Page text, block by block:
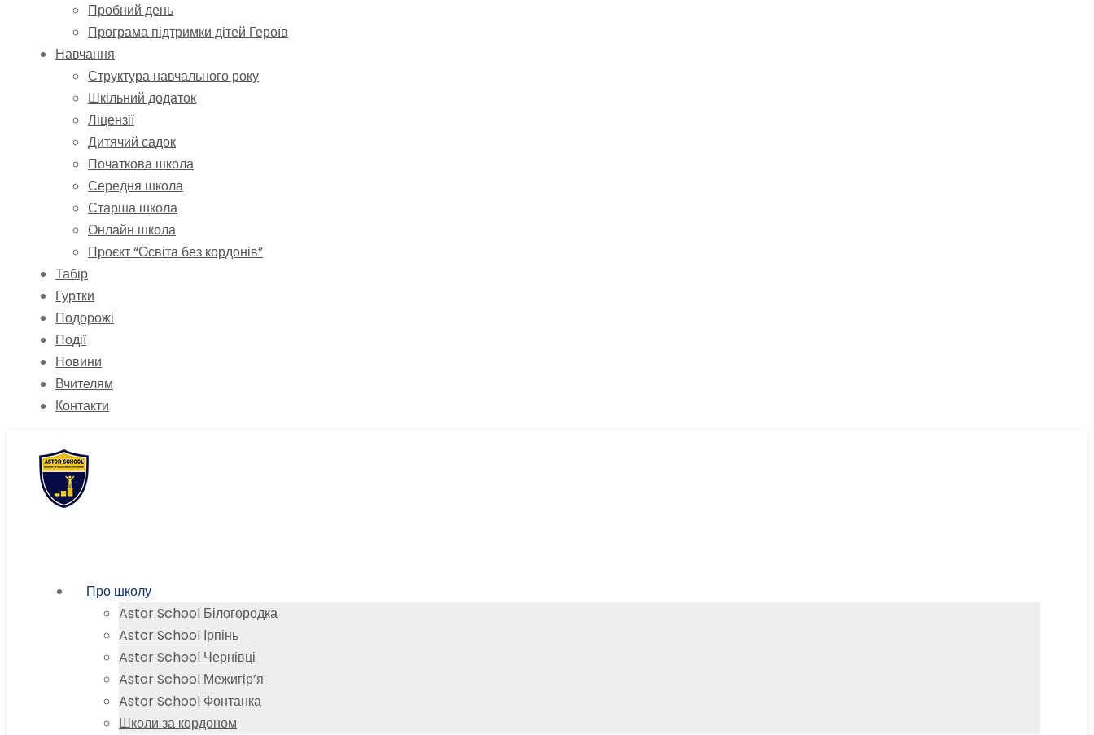
Пробний день
Програма підтримки дітей Героїв
Навчання
Структура навчального року
Шкільний додаток
Ліцензії
Дитячий садок
Початкова школа
Середня школа
Старша школа
Онлайн школа
Проєкт “Освіта без кордонів”
Табір
Гуртки
Подорожі
Події
Новини
Вчителям
Контакти
Про школу
Astor School Білогородка
Astor School Ірпінь
Astor School Чернівці
Astor School Межигір’я
Astor School Фонтанка
Школи за кордоном